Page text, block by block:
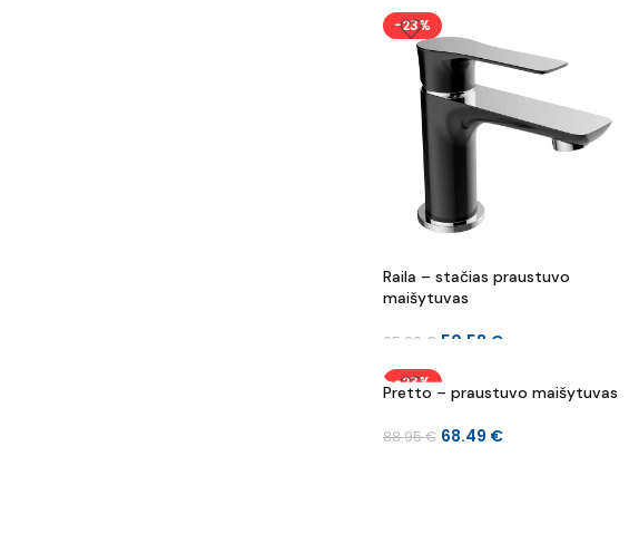
-23%
Raila – stačias praustuvo
maišytuvas
65.69 € 50.58 €
-23%
Pretto – praustuvo maišytuvas
88.95€ 68.49 €